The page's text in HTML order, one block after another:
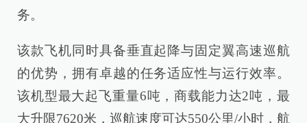
务。
该款飞机同时具备垂直起降与固定翼高速巡航
的优势，拥有卓越的任务适应性与运行效率。
该机型最大起飞重量6吨，商载能力达2吨，最
大升限7620米，巡航速度可达550公里/小时，航